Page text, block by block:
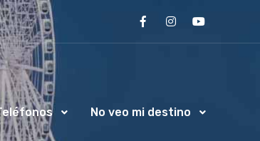
No veo mi destino